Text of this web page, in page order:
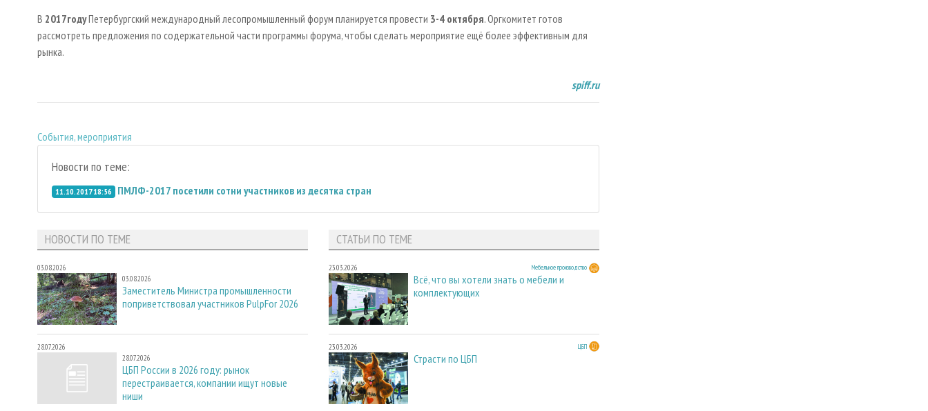
В 2017годуПетербургский международный лесопромышленный форум планируется провести 3-4 октября. Оргкомитет готов
рассмотреть предложения по содержательной части программы форума, чтобы сделать мероприятие ещё более эффективным для
рынка.
spiff.ru
События, мероприятия
Новости по теме:
11.10.2017 18:56 ПМЛФ-2017 посетили сотни участников из десятка стран
НОВОСТИ ПО ТЕМЕ
03.08.2026
03.08.2026
Заместитель Министра промышленности
поприветствовал участников PulpFor 2026
28.07.2026
28.07.2026
ЦБП России в 2026 году: рынок
перестраивается, компании ищут новые
ниши
СТАТЬИ ПО ТЕМЕ
23.03.2026 Мебельное производство
Всё, что вы хотели знать о мебели и
комплектующих
23.03.2026 ЦБП
Страсти по ЦБП